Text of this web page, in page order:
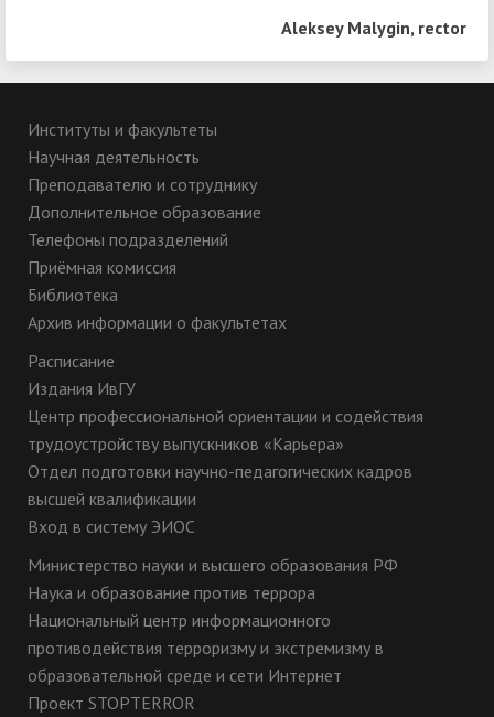
Aleksey Malygin, rector
Институты и факультеты
Научная деятельность
Преподавателю и сотруднику
Дополнительное образование
Телефоны подразделений
Приёмная комиссия
Библиотека
Архив информации о факультетах
Расписание
Издания ИвГУ
Центр профессиональной ориентации и содействия
трудоустройству выпускников «Карьера»
Отдел подготовки научно-педагогических кадров
высшей квалификации
Вход в систему ЭИОС
Министерство науки и высшего образования РФ
Наука и образование против террора
Национальный центр информационного
противодействия терроризму и экстремизму в
образовательной среде и сети Интернет
Проект STOPTERROR